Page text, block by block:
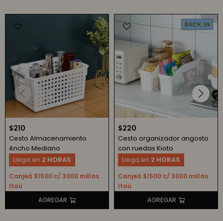
$210
Cesto Almacenamiento
Ancho Mediano
Canjeá $1500 c/ 3000 millas
Itaú
Llega en 2 HORAS
$220
Cesto organizador angosto
con ruedas Kioto
Canjeá $1500 c/ 3000 millas
Itaú
Llega en 2 HORAS